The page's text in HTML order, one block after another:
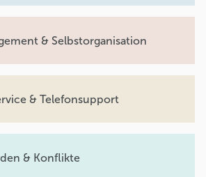
& Selbstorganisation
& Telefonsupport
& Konflikte